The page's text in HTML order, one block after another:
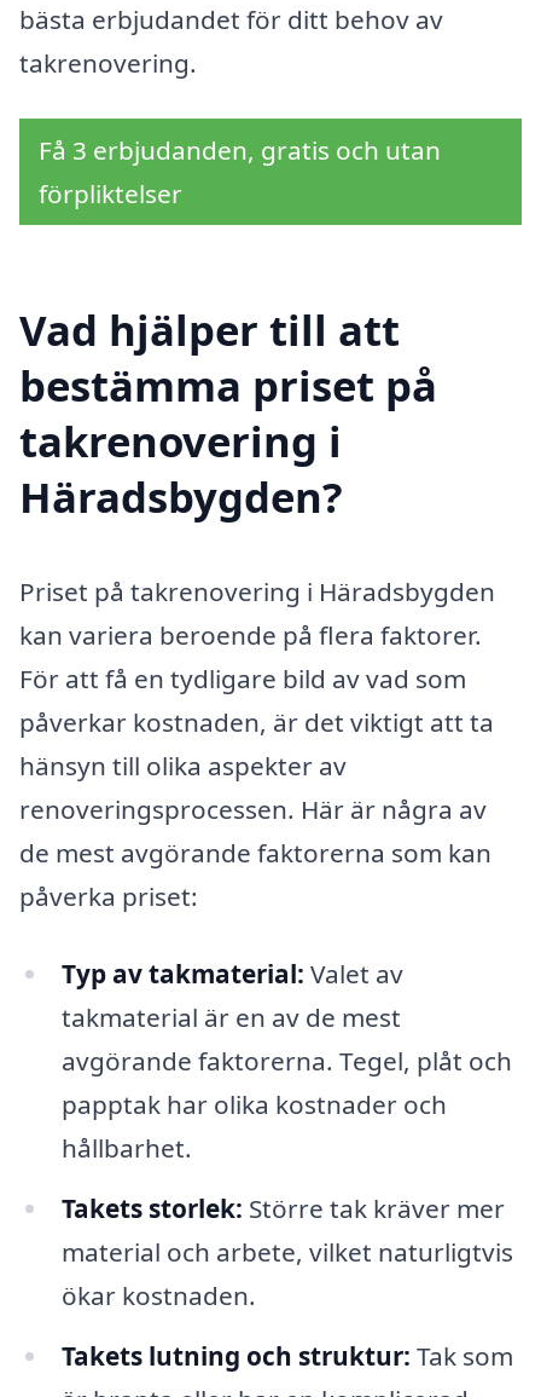
bästa erbjudandet för ditt behov av
takrenovering.
Få 3 erbjudanden, gratis och utan
förpliktelser
Vad hjälper till att
bestämma priset på
takrenovering i
Häradsbygden?
Priset på takrenovering i Häradsbygden
kan variera beroende på flera faktorer.
För att få en tydligare bild av vad som
påverkar kostnaden, är det viktigt att ta
hänsyn till olika aspekter av
renoveringsprocessen. Här är några av
de mest avgörande faktorerna som kan
påverka priset:
Typ av takmaterial: Valet av
takmaterial är en av de mest
avgörande faktorerna. Tegel, plåt och
papptak har olika kostnader och
hållbarhet.
Takets storlek: Större tak kräver mer
material och arbete, vilket naturligtvis
ökar kostnaden.
Takets lutning och struktur: Tak som